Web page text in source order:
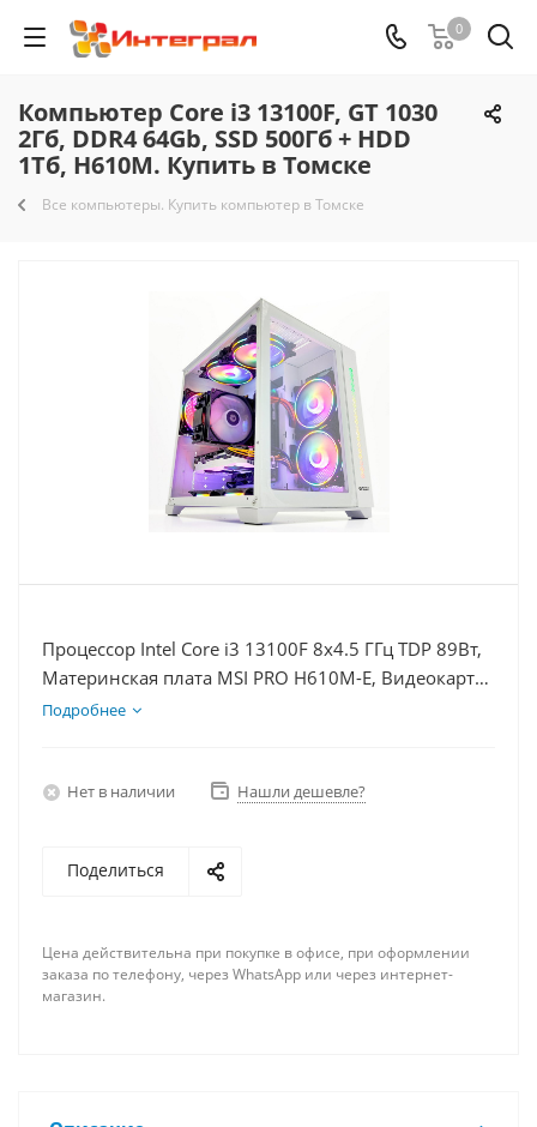
0
Компьютер Core i3 13100F, GT 1030
2Гб, DDR4 64Gb, SSD 500Гб + HDD
1Тб, H610M. Купить в Томске
Все компьютеры. Купить компьютер в Томске
Процессор Intel Core i3 13100F 8x4.5 ГГц TDP 89Вт,
Материнская плата MSI PRO H610M-E, Видеокарта
GT 1030 2Гб, Память DDR4 64Gb, Диски SSD 500Гб
Подробнее
Нет в наличии Нашли дешевле?
Поделиться
Цена действительна при покупке в офисе, при оформлении
заказа по телефону, через WhatsApp или через интернет-
магазин.